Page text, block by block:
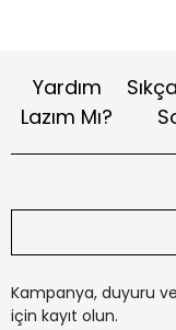
Yardım
Lazım Mı?
Kampanya, duyuru
için kayıt olun.